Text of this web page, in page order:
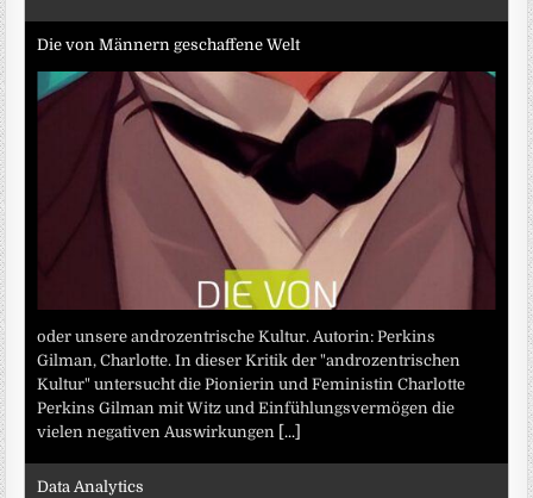
Die von Männern geschaffene Welt
oder unsere androzentrische Kultur. Autorin: Perkins
Gilman, Charlotte. In dieser Kritik der "androzentrischen
Kultur" untersucht die Pionierin und Feministin Charlotte
Perkins Gilman mit Witz und Einfühlungsvermögen die
vielen negativen Auswirkungen
[...]
Data Analytics